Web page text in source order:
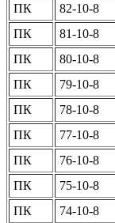
ПК
82-10-8
ПК
81-10-8
ПК
80-10-8
ПК
79-10-8
ПК
78-10-8
ПК
77-10-8
ПК
76-10-8
ПК
75-10-8
ПК
74-10-8